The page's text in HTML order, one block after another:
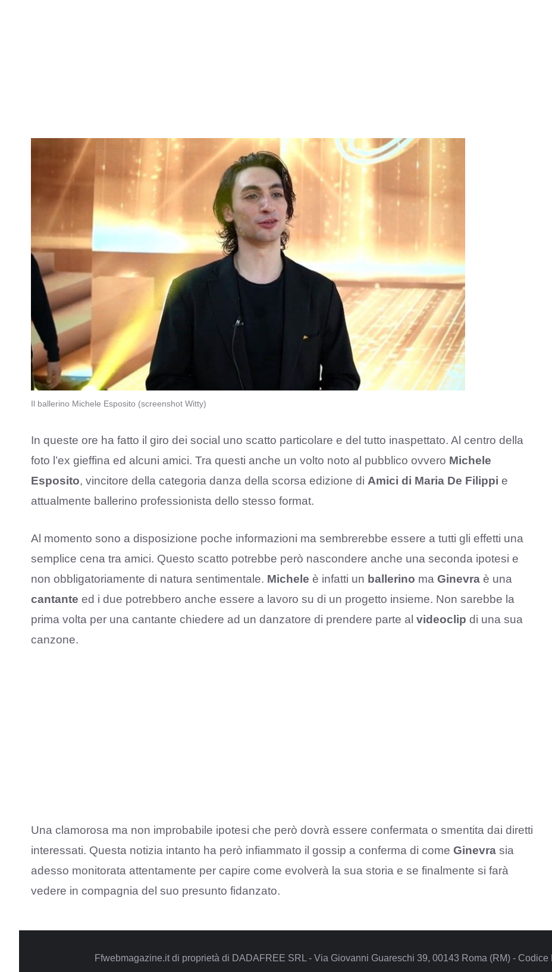
Il ballerino Michele Esposito (screenshot Witty)
In queste ore ha fatto il giro dei social uno scatto particolare e del tutto inaspettato. Al centro della
foto l’ex gieffina ed alcuni amici. Tra questi anche un volto noto al pubblico ovvero Michele
Esposito, vincitore della categoria danza della scorsa edizione di Amici di Maria De Filippi e
attualmente ballerino professionista dello stesso format.
Al momento sono a disposizione poche informazioni ma sembrerebbe essere a tutti gli effetti una
semplice cena tra amici. Questo scatto potrebbe però nascondere anche una seconda ipotesi e
non obbligatoriamente di natura sentimentale. Michele è infatti un ballerino ma Ginevra è una
cantante ed i due potrebbero anche essere a lavoro su di un progetto insieme. Non sarebbe la
prima volta per una cantante chiedere ad un danzatore di prendere parte al videoclip di una sua
canzone.
Una clamorosa ma non improbabile ipotesi che però dovrà essere confermata o smentita dai diretti
interessati. Questa notizia intanto ha però infiammato il gossip a conferma di come Ginevra sia
adesso monitorata attentamente per capire come evolverà la sua storia e se finalmente si farà
vedere in compagnia del suo presunto fidanzato.
Ffwebmagazine.it di proprietà di DADAFREE SRL - Via Giovanni Guareschi 39, 00143 Roma (RM) -